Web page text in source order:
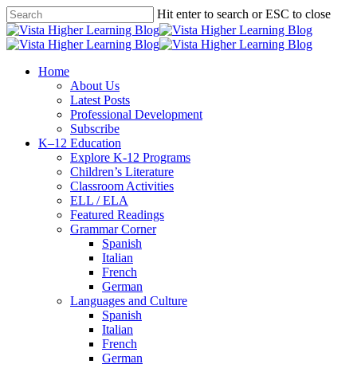
Skip
to
main
Hit enter to search or ESC to close
Close
Search
search
Menu
Home
About Us
Latest Posts
Professional Development
Subscribe
K–12 Education
Explore K-12 Programs
Children’s Literature
Classroom Activities
ELL / ELA
Featured Readings
Grammar Corner
Spanish
Italian
French
German
Languages and Culture
Spanish
Italian
French
German